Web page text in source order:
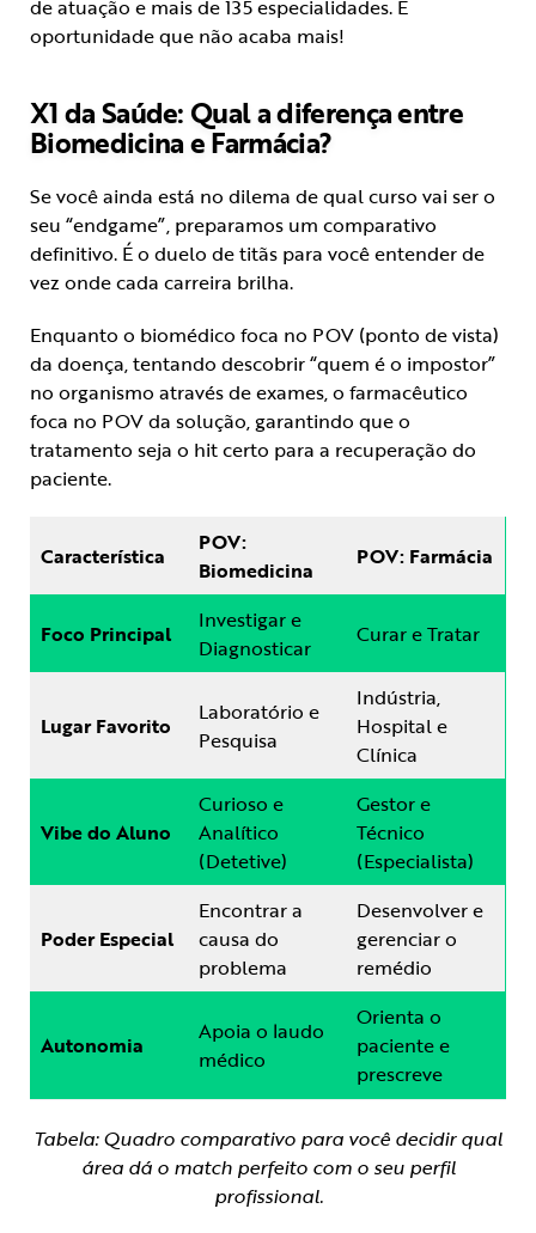
de atuação e mais de 135 especialidades. É
oportunidade que não acaba mais!
X1 da Saúde: Qual a diferença entre
Biomedicina e Farmácia?
Se você ainda está no dilema de qual curso vai ser o
seu “endgame”, preparamos um comparativo
definitivo. É o duelo de titãs para você entender de
vez onde cada carreira brilha.
Enquanto o biomédico foca no POV (ponto de vista)
da doença, tentando descobrir “quem é o impostor”
no organismo através de exames, o farmacêutico
foca no POV da solução, garantindo que o
tratamento seja o hit certo para a recuperação do
paciente.
Característica
POV:
Biomedicina
POV: Farmácia
Foco Principal
Investigar e
Diagnosticar
Curar e Tratar
Lugar Favorito
Laboratório e
Pesquisa
Indústria,
Hospital e
Clínica
Vibe do Aluno
Curioso e
Analítico
(Detetive)
Gestor e
Técnico
(Especialista)
Poder Especial
Encontrar a
causa do
problema
Desenvolver e
gerenciar o
remédio
Autonomia
Apoia o laudo
médico
Orienta o
paciente e
prescreve
Tabela: Quadro comparativo para você decidir qual
área dá o match perfeito com o seu perfil
profissional.